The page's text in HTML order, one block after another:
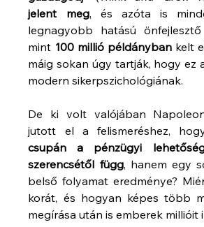
jelent meg, és azóta is
legnagyobb hatású
mint 100 millió példányban kelt
máig sokan úgy tartják, hogy ez
modern sikerpszichológiának.
De ki volt valójában
jutott el a felismeréshez,
csupán a pénzügyi
szerencsétől függ, hanem egy
belső folyamat eredménye?
korát, és hogyan képes több
megírása után is emberek millióit